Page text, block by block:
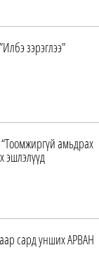
зэрэглээ”
амьдрах
эшлэлүүд
сард унших АРВАН